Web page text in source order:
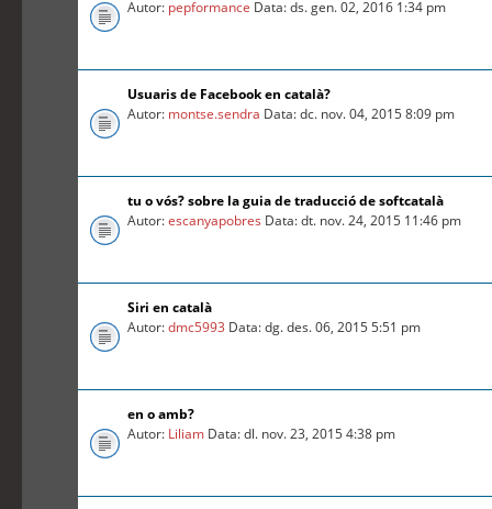
Autor: pepformance Data: ds. gen. 02, 2016 1:34 pm
Usuaris de Facebook en català?
Autor: montse.sendra Data: dc. nov. 04, 2015 8:09 pm
tu o vós? sobre la guia de traducció de softcatalà
Autor:escanyapobres Data: dt. nov. 24, 2015 11:46 pm
Siri en català
Autor:dmc5993 Data: dg. des. 06, 2015 5:51 pm
en o amb?
Autor: Liliam Data: dl. nov. 23, 2015 4:38 pm